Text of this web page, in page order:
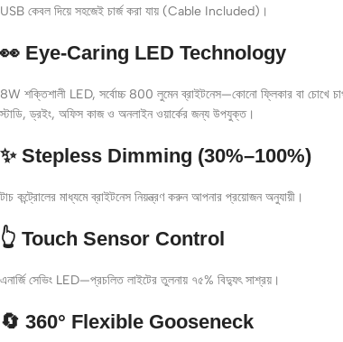
USB কেবল দিয়ে সহজেই চার্জ করা যায় (Cable Included)।
👀 Eye-Caring LED Technology
8W শক্তিশালী LED, সর্বোচ্চ 800 লুমেন ব্রাইটনেস—কোনো ফ্লিকার বা চোখে
স্টাডি, ড্রইং, অফিস কাজ ও অনলাইন ওয়ার্কের জন্য উপযুক্ত।
✨ Stepless Dimming (30%–100%)
টাচ কন্ট্রোলের মাধ্যমে ব্রাইটনেস নিয়ন্ত্রণ করুন আপনার প্রয়োজন অনুযায়ী।
👆 Touch Sensor Control
এনার্জি সেভিং LED—প্রচলিত লাইটের তুলনায় ৭৫% বিদ্যুৎ সাশ্রয়।
🔄 360° Flexible Gooseneck